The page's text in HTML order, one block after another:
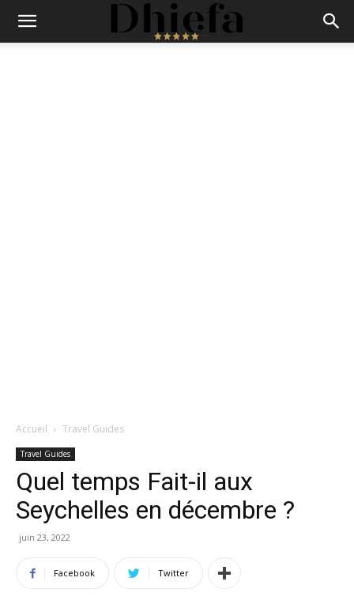
Accueil Travel Guides
Travel Guides
Quel temps Fait-il aux
Seychelles en décembre ?
juin 23, 2022
Facebook Twitter